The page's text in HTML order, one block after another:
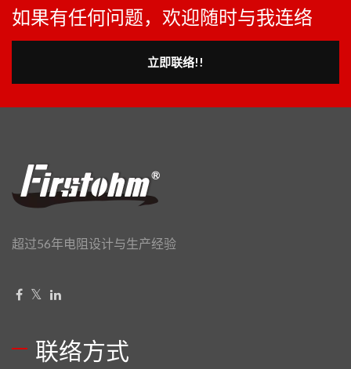
如果有任何问题，欢迎随时与我连络
立即联络!!
超过56年电阻设计与生产经验
联络方式